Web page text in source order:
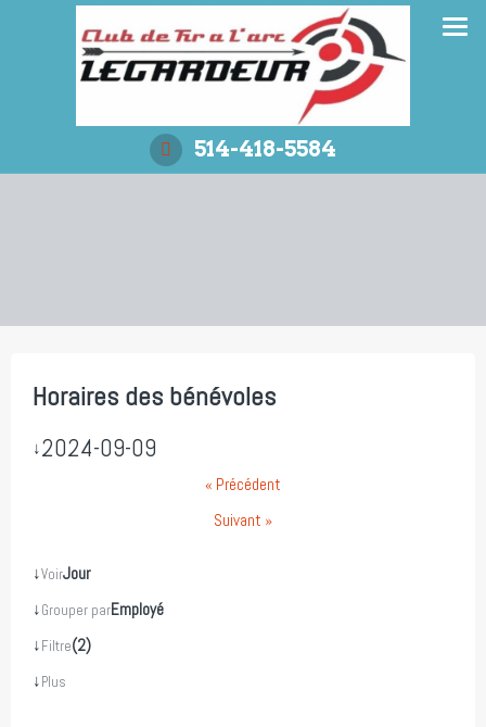
514-418-5584
Horaires des bénévoles
↓2024-09-09
« Précédent
Suivant »
↓VoirJour
↓Grouper parEmployé
↓Filtre(2)
↓Plus